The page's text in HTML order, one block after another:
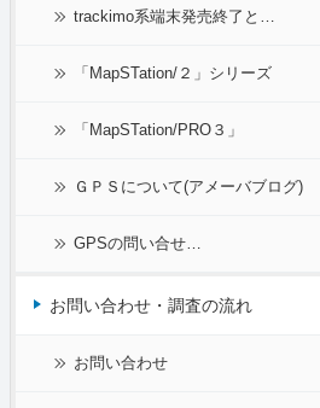
trackimo系端末発売終了と…
「MapSTation/２」シリーズ
「MapSTation/PRO３」
ＧＰＳについて(アメーバブログ)
GPSの問い合せ…
お問い合わせ・調査の流れ
お問い合わせ